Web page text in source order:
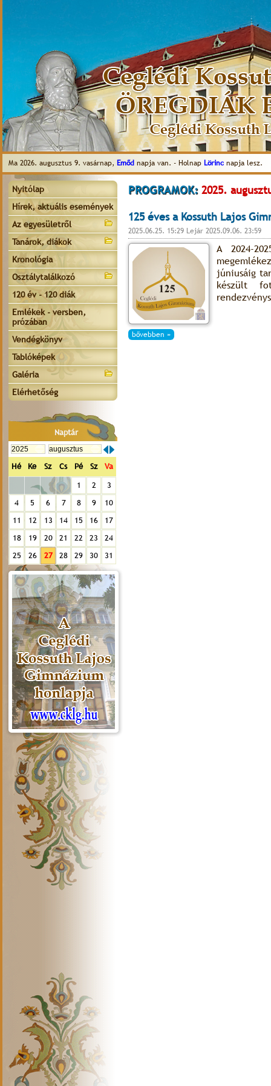
Ma 2026. augusztus 9. vasárnap, Emőd napja van. - Holnap Lörinc napja lesz.
Nyitólap
Hírek, aktuális események
Az egyesületről
Tanárok, diákok
Kronológia
Osztálytalálkozó
120 év - 120 diák
Emlékek - versben,
prózában
Vendégkönyv
Tablóképek
Galéria
Elérhetőség
Naptár
Hé Ke Sz Cs Pé Sz Va
1 2
3
4
5 6 7 8 9
10
11
12 13 14 15 16
17
18
19 20 21 22 23
24
25
26 27 28 29 30 31
PROGRAMOK: 2025.
125 éves a Kossuth Lajos
2025.06.25. 15:29 Lejár 2025.09.06. 23:59
A 2024-
júniusáig
készült
bővebben »